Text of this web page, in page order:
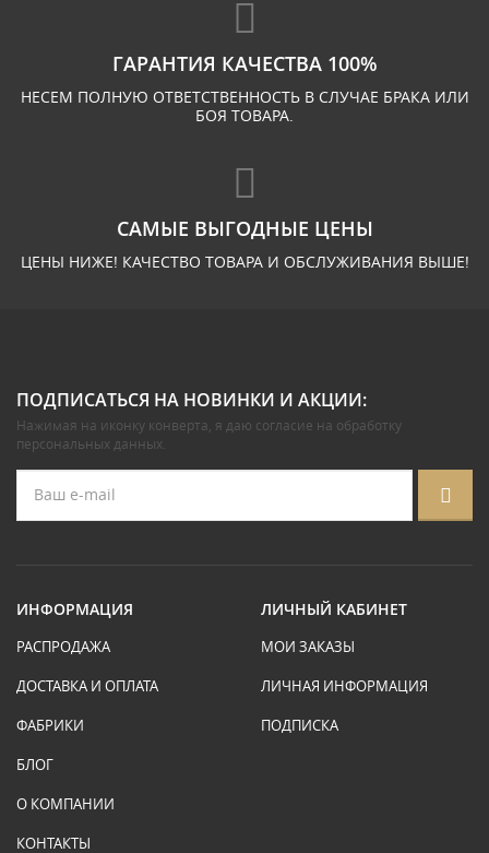
ГАРАНТИЯ КАЧЕСТВА 100%
НЕСЕМ ПОЛНУЮ ОТВЕТСТВЕННОСТЬ В СЛУЧАЕ БРАКА ИЛИ
БОЯ ТОВАРА.
САМЫЕ ВЫГОДНЫЕ ЦЕНЫ
ЦЕНЫ НИЖЕ! КАЧЕСТВО ТОВАРА И ОБСЛУЖИВАНИЯ ВЫШЕ!
ПОДПИСАТЬСЯ НА НОВИНКИ И АКЦИИ:
Нажимая на иконку конверта, я даю согласие на обработку
персональных данных.
ИНФОРМАЦИЯ
РАСПРОДАЖА
ДОСТАВКА И ОПЛАТА
ФАБРИКИ
БЛОГ
О КОМПАНИИ
КОНТАКТЫ
ЛИЧНЫЙ КАБИНЕТ
МОИ ЗАКАЗЫ
ЛИЧНАЯ ИНФОРМАЦИЯ
ПОДПИСКА